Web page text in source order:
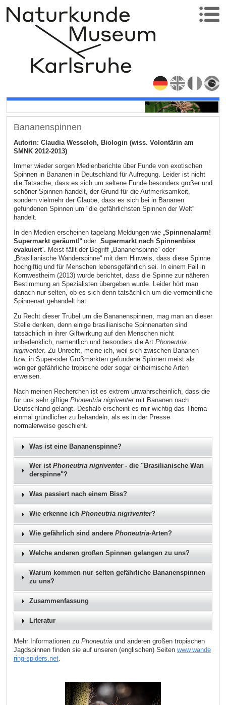
Bananenspinnen
Autorin: Claudia Wesseloh, Biologin (wiss. Volontärin am
SMNK 2012-2013)
Immer wieder sorgen Medienberichte über Funde von exotischen
Spinnen in Bananen in Deutschland für Aufregung. Leider ist nicht
die Tatsache, dass es sich um seltene Funde besonders großer und
schöner Spinnen handelt, der Grund für die Aufmerksamkeit,
sondern vielmehr der Glaube, dass es sich bei in Bananen
gefundenen Spinnen um "die gefährlichsten Spinnen der Welt“
handelt.
In den Medien erscheinen tagelang Meldungen wie „Spinnenalarm!
Supermarkt geräumt!“ oder „Supermarkt nach Spinnenbiss
evakuiert“. Meist fällt der Begriff „Bananenspinne“ oder
„Brasilianische Wanderspinne“ mit dem Hinweis, dass diese Spinne
hochgiftig und für Menschen lebensgefährlich sei. In einem Fall in
Kornwestheim (2013) wurde berichtet, dass die Spinne zur näheren
Bestimmung an Spezialisten übergeben wurde. Leider hört man
danach nur selten, ob es sich denn tatsächlich um die vermeintliche
Spinnenart gehandelt hat.
Zu Recht dieser Trubel um die Bananenspinnen, mag man an dieser
Stelle denken, denn einige brasilianische Spinnenarten sind
tatsächlich in ihrer Giftwirkung auf den Menschen nicht
unbedenklich, namentlich und besonders die Art Phoneutria
nigriventer. Zu Unrecht, meine ich, weil sich zwischen Bananen
bzw. in Super-oder Großmärkten gefundene Spinnen meist als
weniger gefährliche tropische oder sogar einheimische Arten
erweisen.
Nach meinen Recherchen ist es extrem unwahrscheinlich, dass die
für uns sehr giftige Phoneutria nigriventermit Bananen nach
Deutschland gelangt. Deshalb erscheint es mir wichtig das Thema
einmal gründlicher zu behandeln, als es in der Presse
normalerweise geschieht.
Was ist eine Bananenspinne?
Wer istPhoneutria nigriventer- die "Brasilianische Wan
derspinne"?
Was passiert nach einem Biss?
Wie erkenne ichPhoneutria nigriventer?
Wie gefährlich sind anderePhoneutria-Arten?
Welche anderen großen Spinnen gelangen zu uns?
Warum kommen nur selten gefährliche Bananenspinnen
zu uns?
Zusammenfassung
Literatur
Mehr Informationen zu Phoneutria und anderen großen tropischen
Jagdspinnen finden sie auf unseren (englischen) Seiten www.wande
ring-spiders.net.